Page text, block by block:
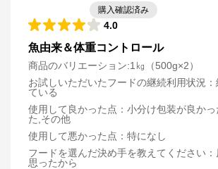
購入確認済み
4.0
魚由来＆体重コントロール
商品のバリエーション:1㎏（500g×2）
お試しいただいたフードの継続利用状況 ：
ている
使用して良かった点 ： 小分け包装が良か
た,その他
使用して悪かった点 ： 特になし
フードを選んだ決め手を教えてください ：
思ったから